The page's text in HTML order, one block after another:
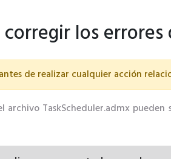
los errores
de realizar cualquier acción
archivo TaskScheduler.admx